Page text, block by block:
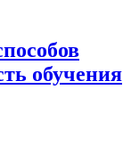
обучения